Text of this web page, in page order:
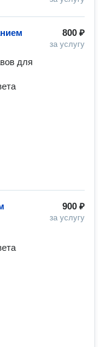
800 ₽
за услугу
для
900 ₽
за услугу